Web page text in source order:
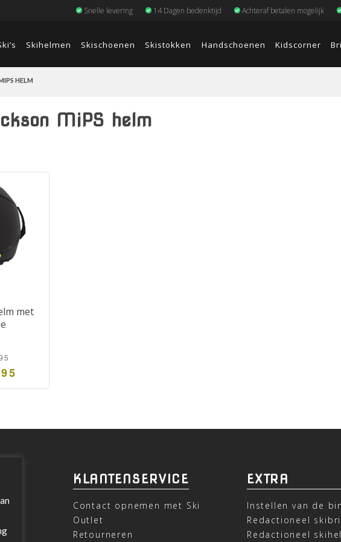
Snelle levering 14 Dagen bedenktijd Achteraf betalen mogelijk
Skihelmen Skischoenen Skistokken Handschoenen Kidscorner
HELM
MiPS helm
met
KLANTENSERVICE
Contact opnemen met Ski
Outlet
Retourneren
EXTRA
Instellen van de
Redactioneel
Redactioneel